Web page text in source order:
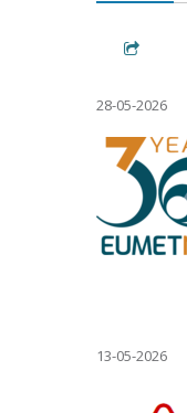
28-05-2026
13-05-2026